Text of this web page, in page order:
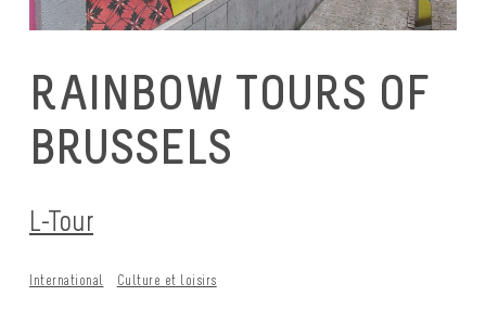
RAINBOW TOURS OF
BRUSSELS
L-Tour
International Culture et loisirs